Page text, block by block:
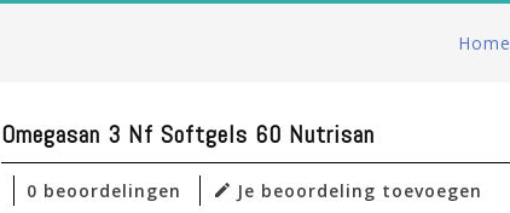
Home
Omegasan 3 Nf Softgels 60 Nutrisan
0 beoordelingen
Je beoordeling toevoegen